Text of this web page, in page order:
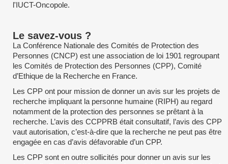
l'IUCT-Oncopole.
Le savez-vous ?
La Conférence Nationale des Comités de Protection des
Personnes (CNCP) est une association de loi 1901 regroupant
les Comités de Protection des Personnes (CPP), Comité
d’Ethique de la Recherche en France.
Les CPP ont pour mission de donner un avis sur les projets de
recherche impliquant la personne humaine (RIPH) au regard
notamment de la protection des personnes se prêtant à la
recherche. L’avis des CCPPRB était consultatif, l’avis des CPP
vaut autorisation, c’est-à-dire que la recherche ne peut pas être
engagée en cas d’avis défavorable d’un CPP.
Les CPP sont en outre sollicités pour donner un avis sur les